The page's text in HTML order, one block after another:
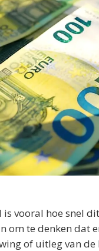
is vooral hoe snel
om te denken dat
of uitleg van de